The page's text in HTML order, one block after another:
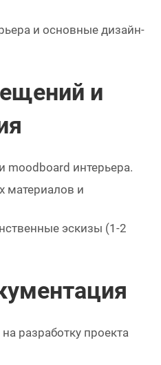
и основные дизайн-
и
moodboard интерьера.
материалов и
эскизы (1-2
разработку проекта